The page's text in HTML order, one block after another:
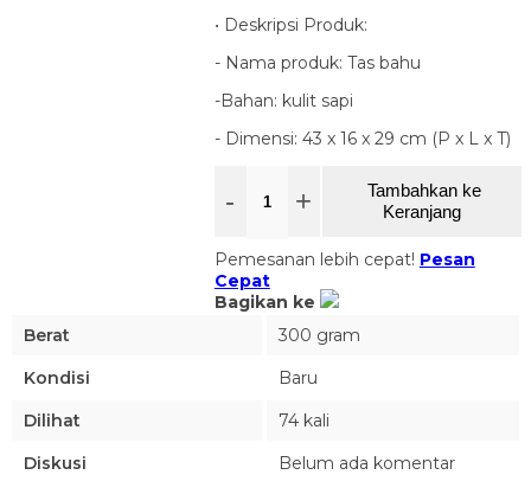
• Deskripsi Produk:
- Nama produk: Tas bahu
-Bahan: kulit sapi
- Dimensi: 43 x 16 x 29 cm (P x L x T)
- +
Tambahkan ke
Keranjang
Pemesanan lebih cepat! Pesan
Cepat
Bagikan ke
Berat
300 gram
Kondisi
Baru
Dilihat
74 kali
Diskusi
Belum ada komentar